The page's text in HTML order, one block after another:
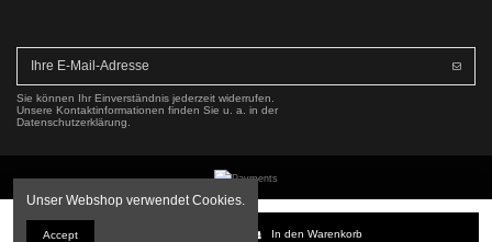
In den Warenkorb
Sie können Ihr Einverständnis jederzeit widerrufen.
Unsere Kontaktinformationen finden Sie u. a. in der
Datenschutzerklärung.
Copyright © 2016-2026 VWB Trading BV. All rights reserved.
Die Firma VWB Trading ist nicht mit der Mercedes-Benz Group AG verbunden, von dieser autorisiert
Unser Webshop verwendet Cookies.
Accept